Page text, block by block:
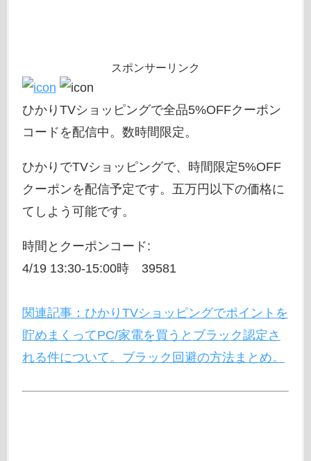
スポンサーリンク
ひかりTVショッピングで全品5%OFFクーポン
コードを配信中。数時間限定。
ひかりでTVショッピングで、時間限定5%OFF
クーポンを配信予定です。五万円以下の価格に
てしよう可能です。
時間とクーポンコード:
4/19 13:30-15:00時 39581
関連記事：ひかりTVショッピングでポイントを
貯めまくってPC/家電を買うとブラック認定さ
れる件について。ブラック回避の方法まとめ。